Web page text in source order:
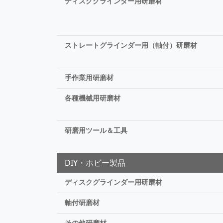
ストレートグラインダー用（軸付）研磨材
手作業用研磨材
各種機械用研磨材
研磨用ツール＆工具
DIY・ホビー製品
ディスクグラインダー用研磨材
軸付研磨材